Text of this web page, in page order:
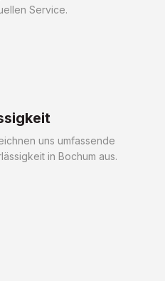
Service.
uns umfassende
in Bochum aus.